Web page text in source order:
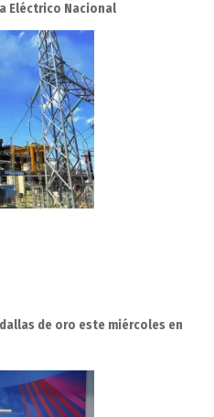
Eléctrico Nacional
de oro este miércoles en